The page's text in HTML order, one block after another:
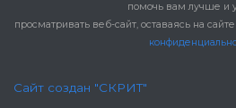
помочь вам лучше и
просматривать веб-сайт, оставаясь на
Сайт создан "СКРИТ"